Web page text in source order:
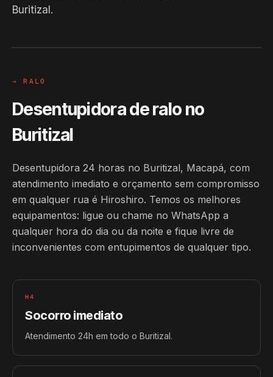
Buritizal.
EM CAMPO
→ RALO
Desentupidora de ralo no
Buritizal
Desentupidora 24 horas no Buritizal, Macapá, com
atendimento imediato e orçamento sem compromisso
em qualquer rua é Hiroshiro. Temos os melhores
equipamentos: ligue ou chame no WhatsApp a
qualquer hora do dia ou da noite e fique livre de
inconvenientes com entupimentos de qualquer tipo.
H4
Socorro imediato
Atendimento 24h em todo o Buritizal.